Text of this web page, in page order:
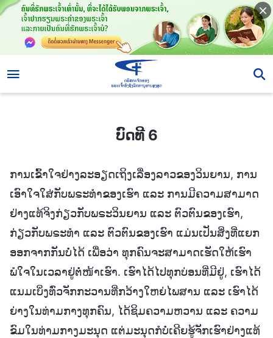
ບົດທີ 6
ການເຂົ້າໃຈຢ່າງລະອຽດເຖິງເລື່ອງລາວຂອງວິນຍານ, ການ
ເອົາໃຈໃສ່ກັບພຣະທໍາຂອງເຮົາ ແລະ ການມີຄວາມສາມາດ
ຢ່າງແທ້ຈິງກ່ຽວກັບພຣະວິນຍານ ແລະ ຕົວຕົນຂອງເຮົາ,
ກ່ຽວກັບພຣະທໍາ ແລະ ຕົວຕົນຂອງເຮົາ ແມ່ນເປັນສິ່ງທີ່ແຍກ
ອອກຈາກກັນບໍ່ໄດ້ ເພື່ອວ່າ ທຸກຄົນຈະສາມາດເຮັດໃຫ້ເຮົາ
ພໍໃຈໃນເວລາຢູ່ຕໍ່ໜ້າເຮົາ. ເຮົາໄດ້ໄປທຸກບ່ອນທີ່ມີຢູ່, ເຮົາໄດ້
ແນມເບິ່ງທົ່ວຈັກກະວານທີ່ກວ້າງໃຫຍ່ໄພສານ ແລະ ເຮົາໄດ້
ຍ່າງໃນທ່າມກາງທຸກຄົນ, ໄດ້ຊິມຄວາມຫວານ ແລະ ຄວາມ
ຂົມໃນທ່າມກາງມະນຸດ ແຕ່ມະນຸດກໍບໍ່ເຄີຍຮູ້ຈັກເຮົາຢ່າງແທ້